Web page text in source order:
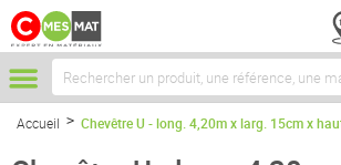
Accueil Chevêtre U - long. 4,20m x larg. 15cm x